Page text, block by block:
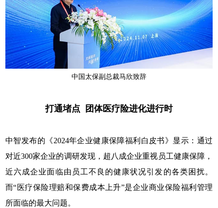
中国太保副总裁马欣致辞
打通堵点 团体医疗险进化进行时
中智发布的《2024年企业健康保障福利白皮书》显示：通过
对近300家企业的调研发现，超八成企业重视员工健康保障，
近六成企业面临由员工不良的健康状况引发的各类困扰。
而“医疗保险理赔和保费成本上升”是企业商业保险福利管理
所面临的最大问题。